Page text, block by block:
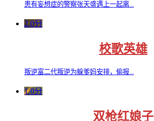
患有妄想症的警察张天盛遇上一起离...
2.0分
校歌英雄
叛逆富二代叛逆为躲爹妈安排，偷报...
1.0分
双枪红娘子